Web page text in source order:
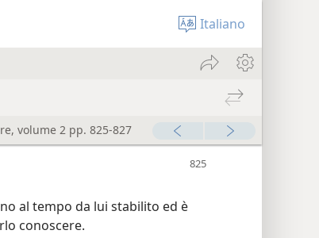
Italiano
volume 2 pp. 825-827
al tempo da lui stabilito ed è
conoscere.